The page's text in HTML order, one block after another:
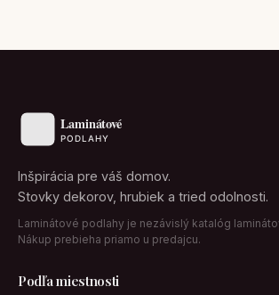
Inšpirácia pre váš domov.
Stovky dekorov, hrubiek a tried odolnosti.
Laminátové podlahy je nezávislý katalóg
Nákup prebieha priamo u predajcu.
Podľa miestnosti